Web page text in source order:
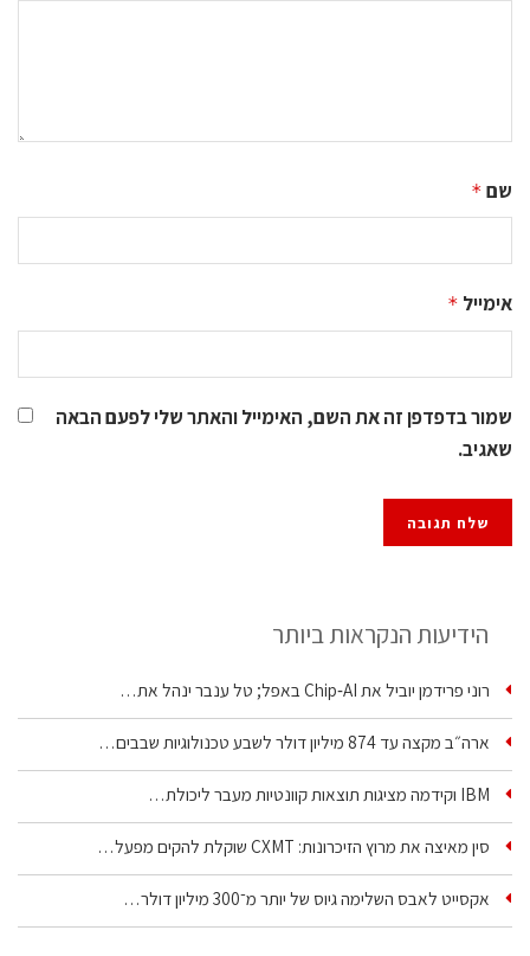
שם *
אימייל *
שמור בדפדפן זה את השם, האימייל והאתר שלי לפעם הבאה
שאגיב.
הידיעות הנקראות ביותר
רוני פרידמן יוביל את Chip‑AI באפל; טל ענבר ינהל את…
ארה״ב מקצה עד 874 מיליון דולר לשבע טכנולוגיות שבבים…
IBM וקידמה מציגות תוצאות קוונטיות מעבר ליכולת…
סין מאיצה את מרוץ הזיכרונות: CXMT שוקלת להקים מפעל…
אקסייט לאבס השלימה גיוס של יותר מ־300 מיליון דולר…